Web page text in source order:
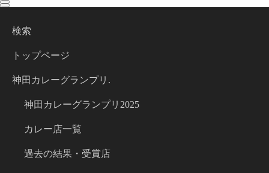
toggle
toggle
検索
トップページ
神田カレーグランプリ.
神田カレーグランプリ2025
カレー店一覧
過去の結果・受賞店